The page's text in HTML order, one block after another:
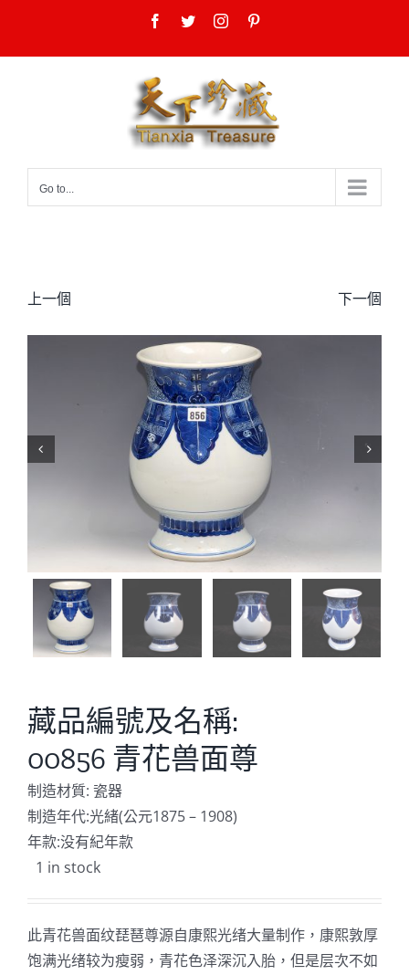
content
Facebook
TwitterInstagram
Go to...
上一個 下一個
 
藏品編號及名稱:
00856 青花兽面尊
制造材質: 瓷器
制造年代:光緒(公元1875 – 1908)
年款:没有紀年款
1 in stock
此青花兽面纹琵琶尊源自康熙光绪大量制作，康熙敦厚
饱满光绪较为瘦弱，青花色泽深沉入胎，但是层次不如